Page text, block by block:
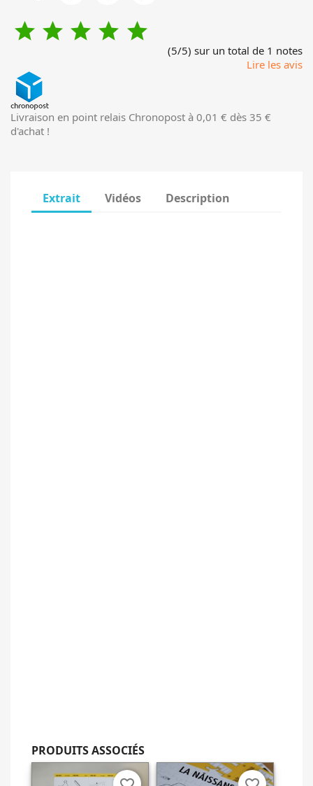
    
(5/5) sur un total de 1 notes
Lire les avis
Livraison en point relais Chronopost à 0,01 € dès 35 €
d'achat !
Extrait Vidéos Description
PRODUITS ASSOCIÉS